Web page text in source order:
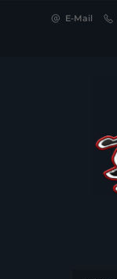
E-Mail